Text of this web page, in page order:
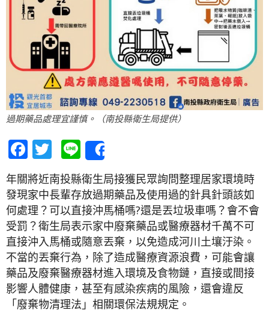
過期藥品處理宜謹慎。（南投縣衛生局提供）
Facebook
Twitter
Line
年關將近南投縣衛生局接獲民眾詢問整理居家環境時
發現家中長輩存放過期藥品及使用過的針具針頭該如
何處理？可以直接沖馬桶嗎?還是丟垃圾車嗎？會不會
受罰？衛生局表示家中廢棄藥品或醫療器材千萬不可
直接沖入馬桶或隨意丟棄，以免造成河川土壤汙染。
不當的丟棄行為，除了造成醫療資源浪費，可能會讓
藥品及廢棄醫療器材進入環境及食物鏈，直接或間接
影響人體健康，甚至有感染疾病的風險，還會違反
「廢棄物清理法」相關環保法規規定。